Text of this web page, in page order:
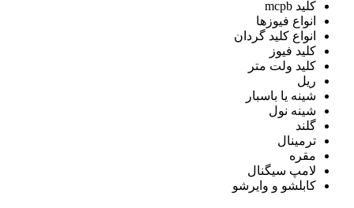
کلید mcpb
انواع فیوزها
انواع کلید گردان
کلید فیوز
کلید ولت متر
ریل
شینه یا باسبار
شینه نول
گلند
ترمینال
مقره
لامپ سیگنال
کابلشو و وایرشو